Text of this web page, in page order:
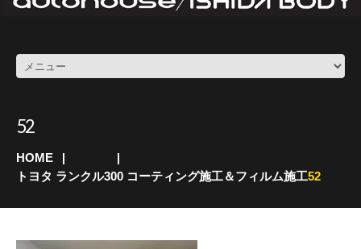
52
HOME
トヨタ ランクル300 コーティング施工＆フィルム施工52